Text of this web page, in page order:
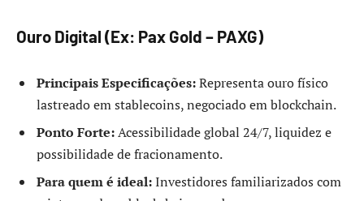
Ouro Digital (Ex: Pax Gold – PAXG)
Principais Especificações:Representa ouro físico
lastreado em stablecoins, negociado em blockchain.
Ponto Forte:Acessibilidade global 24/7, liquidez e
possibilidade de fracionamento.
Para quem é ideal:Investidores familiarizados com